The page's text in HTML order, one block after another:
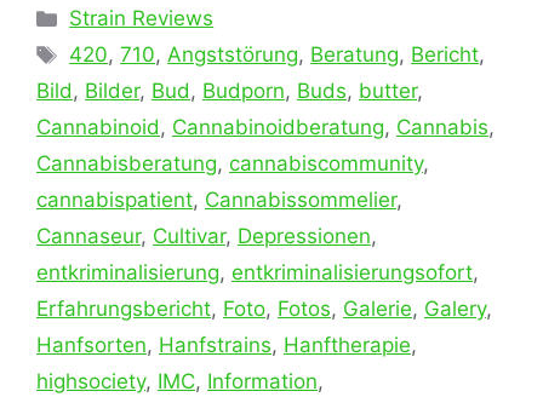
Kategorien
Strain Reviews
Schlagwörter
420,710,Angststörung, Beratung, Bericht,
Bild, Bilder, Bud, Budporn, Buds, butter,
Cannabinoid, Cannabinoidberatung, Cannabis,
Cannabisberatung, cannabiscommunity,
cannabispatient, Cannabissommelier,
Cannaseur, Cultivar, Depressionen,
entkriminalisierung, entkriminalisierungsofort,
Erfahrungsbericht, Foto, Fotos, Galerie, Galery,
Hanfsorten, Hanfstrains, Hanftherapie,
highsociety, IMC, Information,